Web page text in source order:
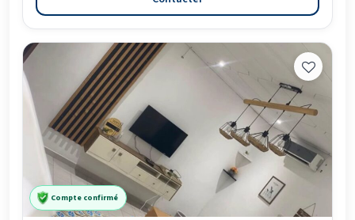
Compte confirmé